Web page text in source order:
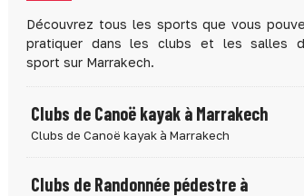
Découvrez tous les sports que vous
pratiquer dans les clubs et les salles
sport sur Marrakech.
Clubs de Canoë kayak à Marrakech
Clubs de Canoë kayak à Marrakech
Clubs de Randonnée pédestre à